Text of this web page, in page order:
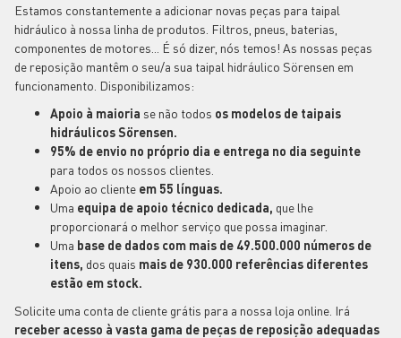
Estamos constantemente a adicionar novas peças para taipal
hidráulico à nossa linha de produtos. Filtros, pneus, baterias,
componentes de motores... É só dizer, nós temos! As nossas peças
de reposição mantêm o seu/a sua taipal hidráulico Sörensen em
funcionamento. Disponibilizamos:
Apoio à maioria se não todos os modelos de taipais
hidráulicos Sörensen.
95% de envio no próprio dia e entrega no dia seguinte
para todos os nossos clientes.
Apoio ao cliente em 55 línguas.
Uma equipa de apoio técnico dedicada, que lhe
proporcionará o melhor serviço que possa imaginar.
Uma base de dados com mais de 49.500.000 números de
itens, dos quais mais de 930.000 referências diferentes
estão em stock.
Solicite uma conta de cliente grátis para a nossa loja online. Irá
receber acesso à vasta gama de peças de reposição adequadas